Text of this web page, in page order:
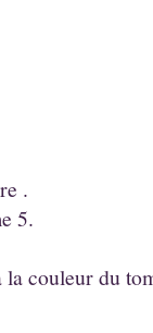
.
5.
la couleur du